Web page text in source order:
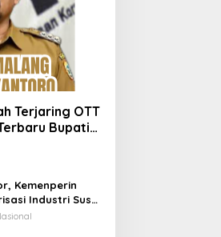
Terjaring OTT
Bupati
Kemenperin
Industri Susu
Hari Susu